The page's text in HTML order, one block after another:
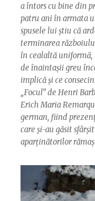
a întors cu bine din
patru ani în armata
spusele lui știu că
terminarea
în cealaltă uniformă,
de înaintașii greu
implică și ce
„Focul” de Henri
Erich Maria
german, fiind
care și-au găsit
aparținătorilor